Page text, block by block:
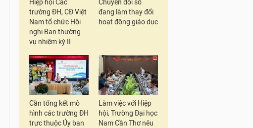
Hiệp hội Các
trường ĐH, CĐ Việt
Nam tổ chức Hội
nghị Ban thường
vụ nhiệm kỳ II
Chuyển đổi số
đang làm thay đổi
hoạt động giáo dục
Cần tổng kết mô
hình các trường ĐH
trực thuộc Ủy ban
Làm việc với Hiệp
hội, Trường Đại học
Nam Cần Thơ nêu